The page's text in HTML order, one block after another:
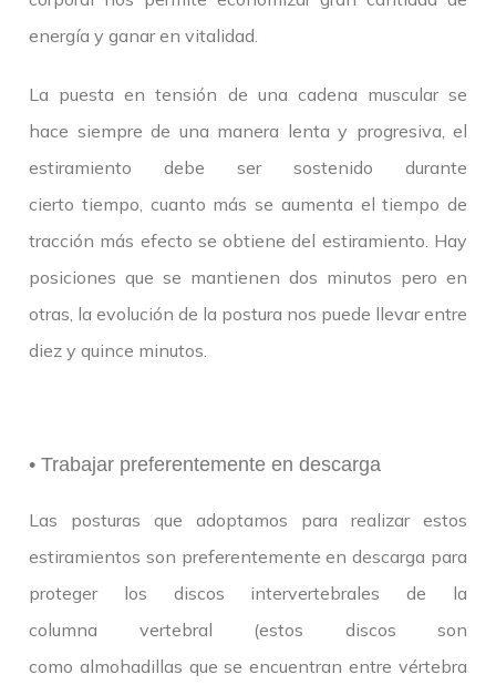
energía y ganar en vitalidad.
La puesta en tensión de una cadena muscular se
hace siempre de una manera lenta y progresiva, el
estiramiento debe ser sostenido durante
cierto tiempo, cuanto más se aumenta el tiempo de
tracción más efecto se obtiene del estiramiento. Hay
posiciones que se mantienen dos minutos pero en
otras, la evolución de la postura nos puede llevar entre
diez y quince minutos.
• Trabajar preferentemente en descarga
Las posturas que adoptamos para realizar estos
estiramientos son preferentemente en descarga para
proteger los discos intervertebrales de la
columna vertebral (estos discos son
como almohadillas que se encuentran entre vértebra